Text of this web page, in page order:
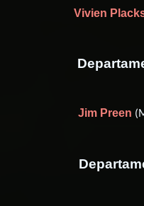
Vivien
Jim Preen